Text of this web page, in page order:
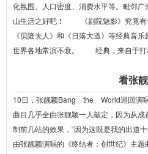
化氛围、人口密度、消费水平等。毗邻
山生活之好吧！ 《剧院魅影》究竟有
《贝隆夫人》和《日落大道》等经典音
世界各地常演不衰。 经典，来自于打
看张
10日，张靓颖Bang the World巡回演唱
曲目几乎全由张靓颖一人敲定，因为从
制前几站的效果，“因为这既是我的出道
由张靓颖演唱的《终结者：创世纪》